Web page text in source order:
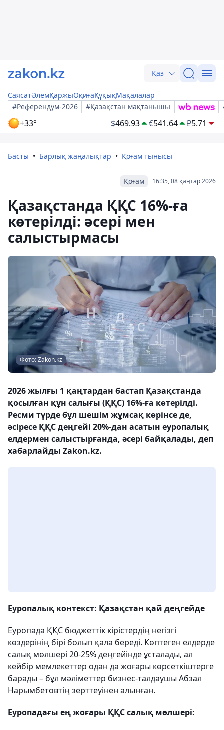
Қаз
СаясатӘлемҚаржыОқиғаҚұқықМақалалар
#Референдум-2026
#Қазақстан мақтанышы
+33° $469.93 €541.64 ₽5.71
Басты Барлық жаңалықтар Қоғам тынысы
16:35, 08 қаңтар 2026
Қоғам
Қазақстанда ҚҚС 16%-ға
көтерілді: әсері мен
салыстырмасы
Фото: Zakon.kz
2026 жылғы 1 қаңтардан бастап Қазақстанда
қосылған құн салығы (ҚҚС) 16%-ға көтерілді.
Ресми түрде бұл шешім жұмсақ көрінсе де,
әсіресе ҚҚС деңгейі 20%-дан асатын еуропалық
елдермен салыстырғанда, әсері байқалады, деп
хабарлайды Zakon.kz.
Еуропалық контекст: Қазақстан қай деңгейде
Еуропада ҚҚС бюджеттік кірістердің негізгі
көздерінің бірі болып қала береді. Көптеген елдерде
салық мөлшері 20-25% деңгейінде ұсталады, ал
кейбір мемлекеттер одан да жоғары көрсеткіштерге
барады – бұл мәліметтер бизнес-талдаушы Абзал
Нарымбетовтің зерттеуінен алынған.
Еуропадағы ең жоғары ҚҚС салық мөлшері: